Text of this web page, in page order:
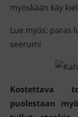
myöskään käy
Lue myös: paras
seerumi
Kostettava
puolestaan